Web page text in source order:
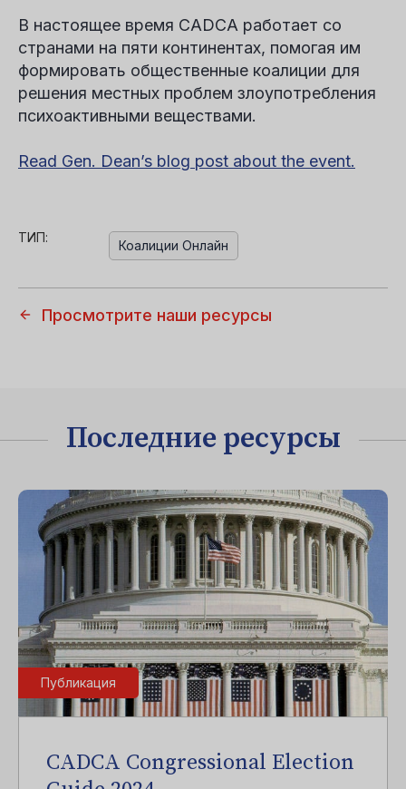
В настоящее время CADCA работает со
странами на пяти континентах, помогая им
формировать общественные коалиции для
решения местных проблем злоупотребления
психоактивными веществами.
Read Gen. Dean’s blog post about the event.
ТИП:
Коалиции Онлайн
Просмотрите наши ресурсы
Последние ресурсы
Публикация
CADCA Congressional Election